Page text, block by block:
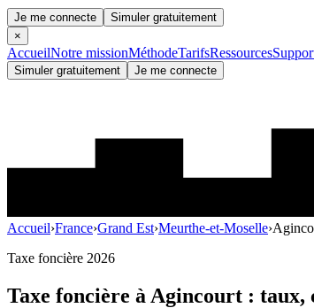
Je me connecte
Simuler gratuitement
×
AccueilNotre missionMéthodeTarifsRessources
Simuler gratuitement Je me connecte
Accueil›France›Grand Est›Meurthe-et-Moselle›
Taxe foncière 2026
Taxe foncière à Agincourt : taux,